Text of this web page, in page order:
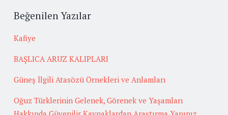
Beğenilen Yazılar
Kafiye
BAŞLICA ARUZ KALIPLARI
Güneş İlgili Atasözü Örnekleri ve Anlamları
Oğuz Türklerinin Gelenek, Görenek ve Yaşamları